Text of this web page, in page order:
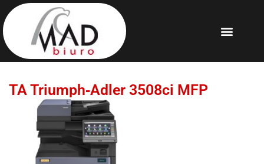
TA Triumph‐Adler 3508ci MFP